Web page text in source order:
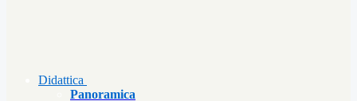
Didattica
Panoramica